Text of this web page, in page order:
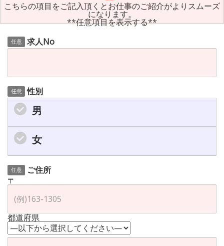
こちらの項目をご記入頂くとお仕事のご紹介がよりスムーズ
になります。
**任意項目を表示する**
任意 求人No
任意 性別
男
女
任意
ご住所
〒
都道府県